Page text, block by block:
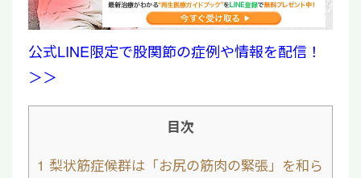
公式LINE限定で股関節の症例や情報を配信！
＞＞
目次
1 梨状筋症候群は「お尻の筋肉の緊張」を和ら